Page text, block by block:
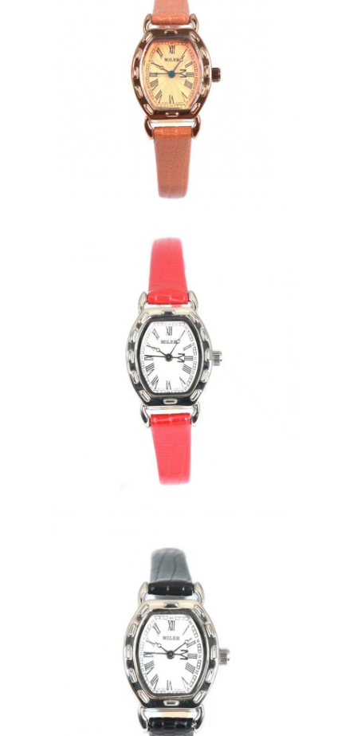
Đồng hồ thạch anh
Đồng hồ thạch anh
Đồng hồ ánh sáng thạch anh
Đồng hồ thể thao kỹ thuật số
Chiếc đồng hồ kiểu dáng
Bộ phận phụ tùng đồng hồ
Linh kiện dây đồng hồ